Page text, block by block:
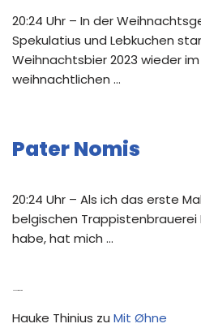
20:24 Uhr – In der
Spekulatius und Lebkuchen
Weihnachtsbier 2023 wieder
weihnachtlichen …
Pater Nomis
20:24 Uhr – Als ich das erste
belgischen
habe, hat mich …
Hauke Thinius zu Mit Øhne